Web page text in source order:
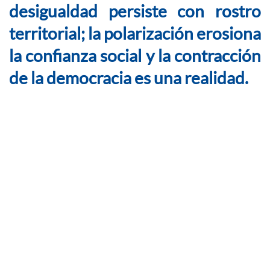
desigualdad persiste con rostro
territorial; la polarización erosiona
la confianza social y la contracción
de la democracia es una realidad.